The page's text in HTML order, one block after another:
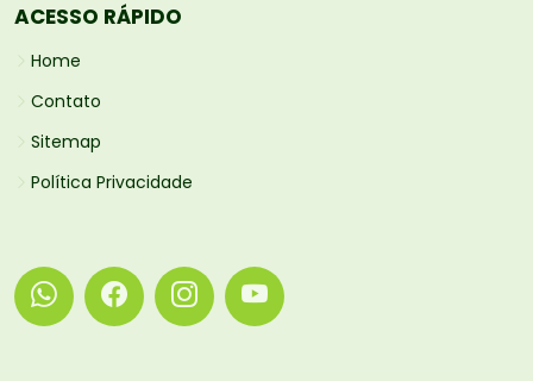
ACESSO RÁPIDO
Home
Contato
Sitemap
Política Privacidade